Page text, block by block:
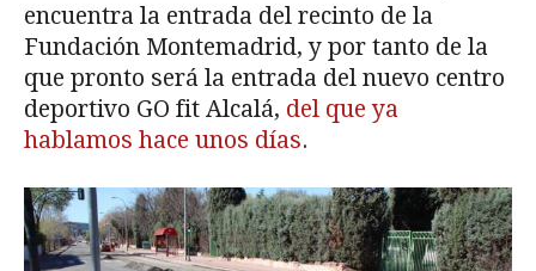
encuentra la entrada del recinto de la
Fundación Montemadrid, y por tanto de la
que pronto será la entrada del nuevo centro
deportivo GO fit Alcalá, del que ya
hablamos hace unos días.